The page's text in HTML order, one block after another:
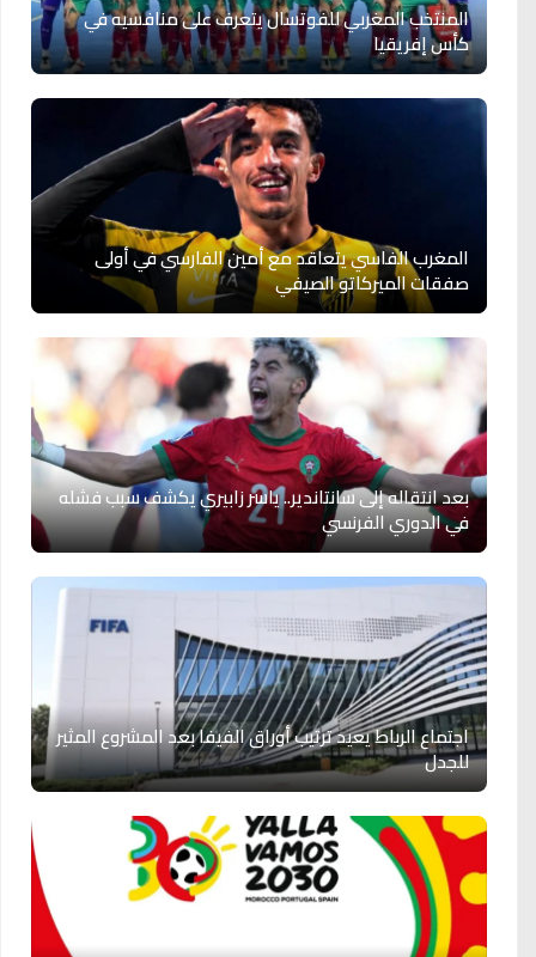
المنتخب المغربي للفوتسال يتعرف على منافسيه في
كأس إفريقيا
المغرب الفاسي يتعاقد مع أمين الفارسي في أولى
صفقات الميركاتو الصيفي
بعد انتقاله إلى سانتاندير.. ياسر زابيري يكشف سبب فشله
في الدوري الفرنسي
اجتماع الرباط يعيد ترتيب أوراق الفيفا بعد المشروع المثير
للجدل